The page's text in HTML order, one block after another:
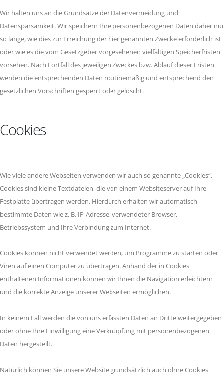
Wir halten uns an die Grundsätze der Datenvermeidung und
Datensparsamkeit. Wir speichern Ihre personenbezogenen Daten daher
so lange, wie dies zur Erreichung der hier genannten Zwecke erforderlich ist
oder wie es die vom Gesetzgeber vorgesehenen vielfältigen Speicherfristen
vorsehen. Nach Fortfall des jeweiligen Zweckes bzw. Ablauf dieser Fristen
werden die entsprechenden Daten routinemäßig und entsprechend den
gesetzlichen Vorschriften gesperrt oder gelöscht.
Cookies
Wie viele andere Webseiten verwenden wir auch so genannte „Cookies“.
Cookies sind kleine Textdateien, die von einem Websiteserver auf Ihre
Festplatte übertragen werden. Hierdurch erhalten wir automatisch
bestimmte Daten wie z. B. IP-Adresse, verwendeter Browser,
Betriebssystem und Ihre Verbindung zum Internet.
Cookies können nicht verwendet werden, um Programme zu starten oder
Viren auf einen Computer zu übertragen. Anhand der in Cookies
enthaltenen Informationen können wir Ihnen die Navigation erleichtern
und die korrekte Anzeige unserer Webseiten ermöglichen.
In keinem Fall werden die von uns erfassten Daten an Dritte weitergegeben
oder ohne Ihre Einwilligung eine Verknüpfung mit personenbezogenen
Daten hergestellt.
Natürlich können Sie unsere Website grundsätzlich auch ohne Cookies